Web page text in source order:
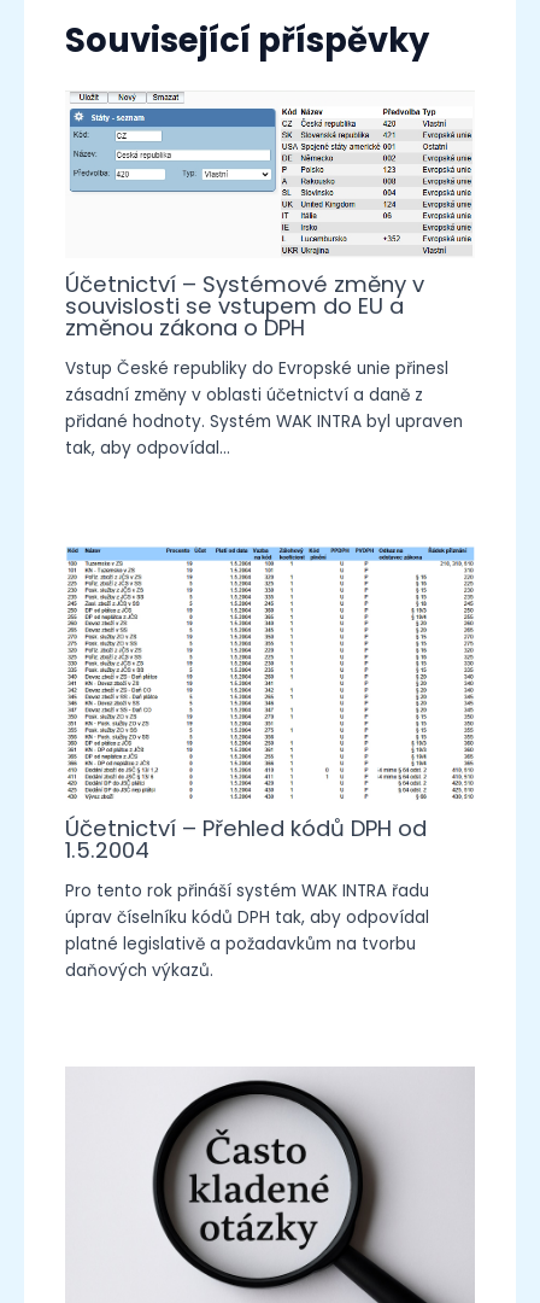
Související příspěvky
Účetnictví – Systémové změny v
souvislosti se vstupem do EU a
změnou zákona o DPH
Vstup České republiky do Evropské unie přinesl
zásadní změny v oblasti účetnictví a daně z
přidané hodnoty. Systém WAK INTRA byl upraven
tak, aby odpovídal…
Účetnictví – Přehled kódů DPH od
1.5.2004
Pro tento rok přináší systém WAK INTRA řadu
úprav číselníku kódů DPH tak, aby odpovídal
platné legislativě a požadavkům na tvorbu
daňových výkazů.